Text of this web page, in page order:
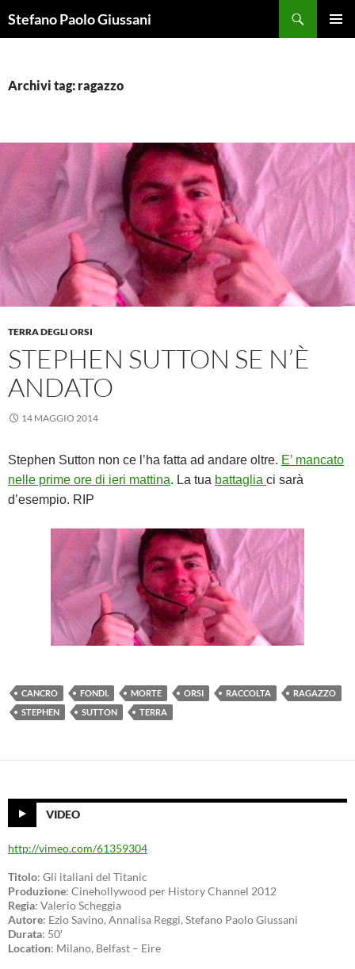
alStefano Paolo Giussani
Archivi tag: ragazzo
TERRA DEGLI ORSI
STEPHEN SUTTON SE N’È
ANDATO
14 MAGGIO 2014
Stephen Sutton non ce l’ha fatta ad andare oltre. E’ mancato
nelle prime ore di ieri mattina. La tua battaglia ci sarà
d’esempio. RIP
CANCRO FONDI. MORTE ORSI RACCOLTA
RAGAZZO
STEPHEN
SUTTON TERRA
VIDEO
http://vimeo.com/61359304
Titolo: Gli italiani del Titanic
Produzione: Cinehollywood per History Channel 2012
Regia: Valerio Scheggia
Autore: Ezio Savino, Annalisa Reggi, Stefano Paolo Giussani
Durata: 50′
Location: Milano, Belfast – Eire